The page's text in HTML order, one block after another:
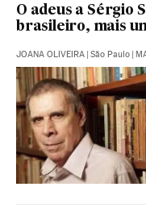
O adeus a Sérgio
brasileiro, mais
JOANA OLIVEIRA São Paulo